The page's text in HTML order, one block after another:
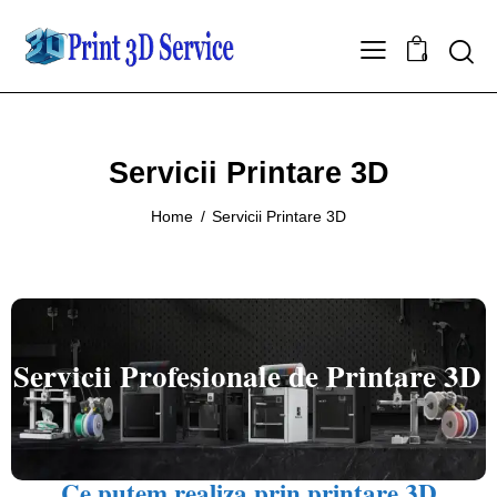
0
Servicii Printare 3D
Home Servicii Printare 3D
Servicii Profesionale de Printare 3D